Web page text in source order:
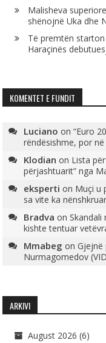
Malisheva
shënojnë Uka dhe
Të premtën
Haraçinës
KOMENTET E FUNDIT
Luciano on“Euro
rëndësishme, por
Klodian on Lista
përjashtuarit” nga
eksperti on Muçi u
sa vite ka nënshkruar
Bradva onSkandali
kishte tentuar
Mmabeg onGjejnë
Nurmagomedov
ARKIVI
August 2026 (6)